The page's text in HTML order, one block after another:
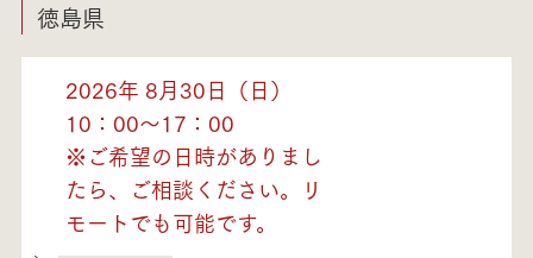
徳島県
2026年 8月30日（日）
10：00～17：00
※ご希望の日時がありまし
たら、ご相談ください。リ
モートでも可能です。